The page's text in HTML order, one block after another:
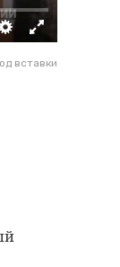
вставки